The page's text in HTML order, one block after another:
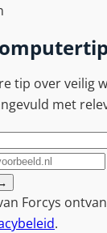
tip over veilig
met
Forcys
.